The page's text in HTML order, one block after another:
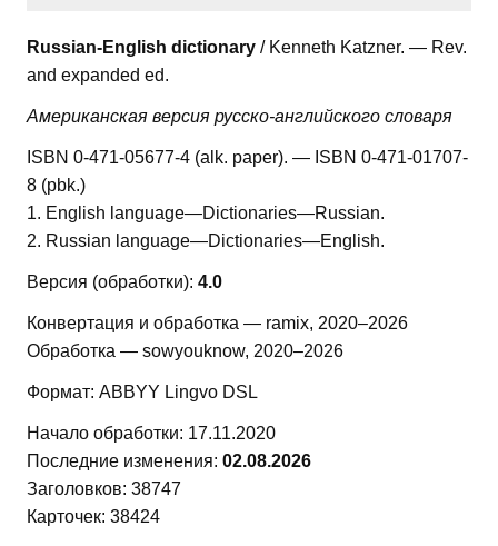
Russian-English dictionary / Kenneth Katzner. — Rev.
and expanded ed.
Американская версия русско-английского словаря
ISBN 0-471-05677-4 (alk. paper). — ISBN 0-471-01707-
8 (pbk.)
1. English language—Dictionaries—Russian.
2. Russian language—Dictionaries—English.
Версия (обработки): 4.0
Конвертация и обработка — ramix, 2020–2026
Обработка — sowyouknow, 2020–2026
Формат: ABBYY Lingvo DSL
Начало обработки: 17.11.2020
Последние изменения: 02.08.2026
Заголовков: 38747
Карточек: 38424